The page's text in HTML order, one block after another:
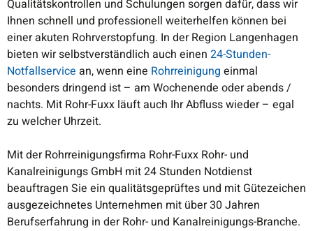
Qualitätskontrollen und Schulungen sorgen dafür, dass wir
Ihnen schnell und professionell weiterhelfen können bei
einer akuten Rohrverstopfung. In der Region Langenhagen
bieten wir selbstverständlich auch einen 24-Stunden-
Notfallservice an, wenn eine Rohrreinigung einmal
besonders dringend ist – am Wochenende oder abends /
nachts. Mit Rohr-Fuxx läuft auch Ihr Abfluss wieder – egal
zu welcher Uhrzeit.
Mit der Rohrreinigungsfirma Rohr-Fuxx Rohr- und
Kanalreinigungs GmbH mit 24 Stunden Notdienst
beauftragen Sie ein qualitätsgeprüftes und mit Gütezeichen
ausgezeichnetes Unternehmen mit über 30 Jahren
Berufserfahrung in der Rohr- und Kanalreinigungs-Branche.